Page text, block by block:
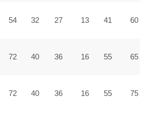
54 32 27 13 41 60
72 40 36 16 55 65
72 40 36 16 55 75